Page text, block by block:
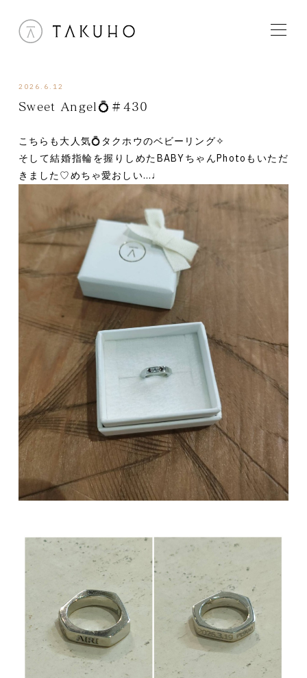
2026.6.12
Sweet Angel💍＃430
こちらも大人気💍タクホウのベビーリング✧
そして結婚指輪を握りしめたBABYちゃんPhotoもいただ
きました♡めちゃ愛おしい…♩